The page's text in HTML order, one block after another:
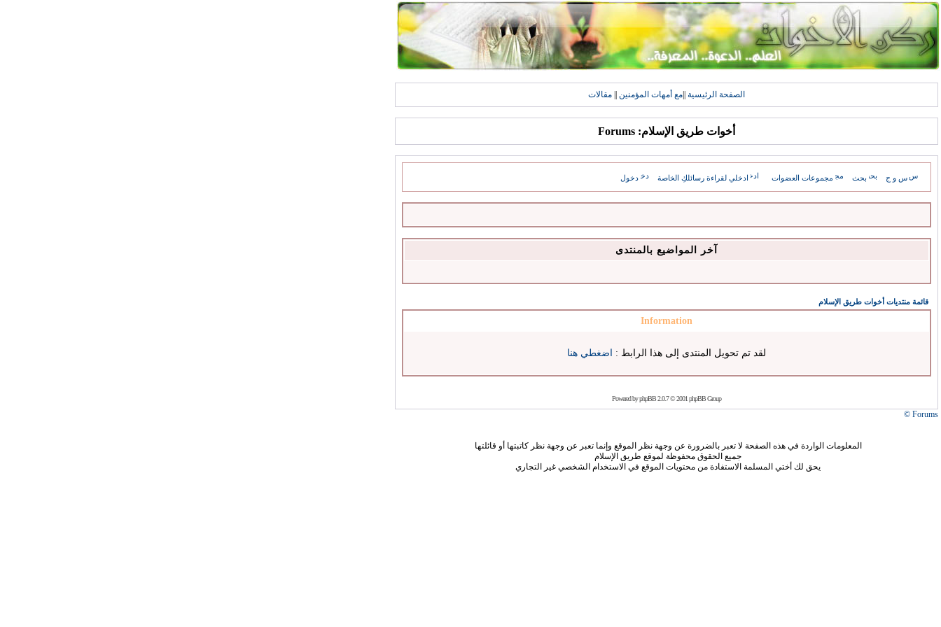
الصفحة الرئيسية مع أمهات المؤمنين مقالات
أخوات طريق الإسلام: Forums
س و ج بحث مجموعات العضوات ادخلي لقراءة رسائلكِ الخاصة دخول
آخر المواضيع بالمنتدى
قائمة منتديات أخوات طريق الإسلام
Information
لقد تم تحويل المنتدى إلى هذا الرابط : اضغطي هنا
Powered byphpBB2.0.7 © 2001 phpBB Group
Forums ©
المعلومات الواردة في هذه الصفحة لا تعبر بالضرورة عن وجهة نظر الموقع وإنما تعبر عن وجهة نظر كاتبتها أو قائلتها
جميع الحقوق محفوظة لموقع طريق الإسلام
يحق لك أختي المسلمة الاستفادة من محتويات الموقع في الاستخدام الشخصي غير التجاري